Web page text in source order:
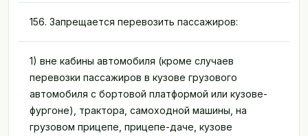
156. Запрещается перевозить пассажиров:
1) вне кабины автомобиля (кроме случаев
перевозки пассажиров в кузове грузового
автомобиля с бортовой платформой или кузове-
фургоне), трактора, самоходной машины, на
грузовом прицепе, прицепе-даче, кузове